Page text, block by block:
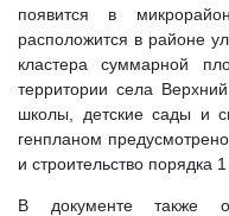
появится в
расположится в районе
кластера суммарной
территории села
школы, детские сады и
генпланом
и строительство порядка
В документе также